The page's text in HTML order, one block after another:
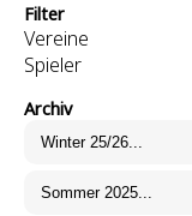
Filter
Vereine
Spieler
Archiv